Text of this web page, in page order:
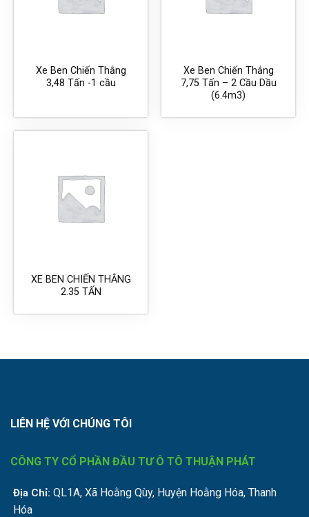
Xe Ben Chiến Thắng
3,48 Tấn -1 cầu
Xe Ben Chiến Thắng
7,75 Tấn – 2 Cầu Dầu
(6.4m3)
XE BEN CHIẾN THẮNG
2.35 TẤN
LIÊN HỆ VỚI CHÚNG TÔI
CÔNG TY CỔ PHẦN ĐẦU TƯ Ô TÔ THUẬN PHÁT
Địa Chỉ: QL1A, Xã Hoằng Qùy, Huyện Hoằng Hóa, Thanh
Hóa